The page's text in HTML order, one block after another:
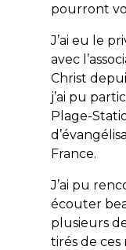
pourront
J’ai eu le
avec
Christ
j’ai pu
Plage-
France.
J’ai pu
écouter
plusieurs
tirés de ces